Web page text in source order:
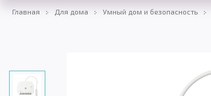
Главная Для дома Умный дом и безопасность